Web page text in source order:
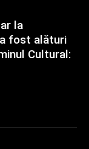
la
fost alături
Cultural: